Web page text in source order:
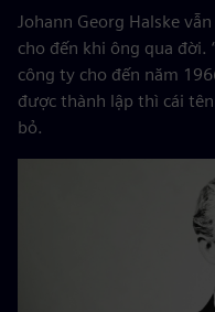
Johann Georg Halske
cho đến khi ông qua đời.
công ty cho đến năm
được thành lập thì cái tên
bỏ.